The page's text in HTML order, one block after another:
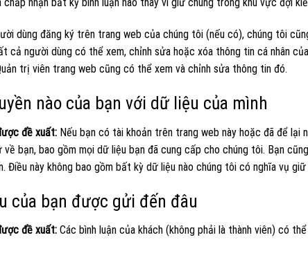
chấp nhận bất kỳ bình luận nào thay vì giữ chúng trong khu vực đợi
dùng đăng ký trên trang web của chúng tôi (nếu có), chúng tôi
cả người dùng có thể xem, chỉnh sửa hoặc xóa thông tin cá nhân
trị viên trang web cũng có thể xem và chỉnh sửa thông tin đó.
nào của bạn với dữ liệu của mình
đề xuất: Nếu bạn có tài khoản trên trang web này hoặc đã để lại
bạn, bao gồm mọi dữ liệu bạn đã cung cấp cho chúng tôi. Bạn
Điều này không bao gồm bất kỳ dữ liệu nào chúng tôi có nghĩa vụ
của bạn được gửi đến đâu
đề xuất: Các bình luận của khách (không phải là thành viên) có